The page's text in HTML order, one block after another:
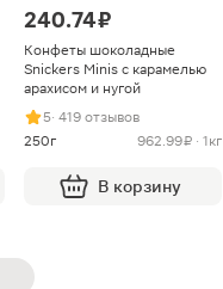
240.74 ₽
Конфеты шоколадные
Snickers Minis с карамелью
арахисом и нугой
5· 419 отзывов
250г
962.99 ₽ · 1кг
В корзину